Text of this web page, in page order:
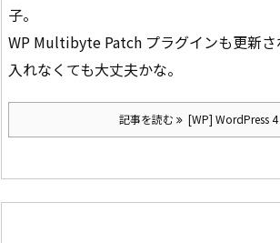
子。
WP Multibyte Patch プラグインも更新
入れなくても大丈夫かな。
記事を読む [WP] WordPress 4